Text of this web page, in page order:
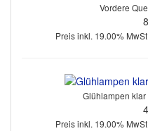
Vordere
Preis inkl. 19.00%
Glühlampen
Preis inkl. 19.00%